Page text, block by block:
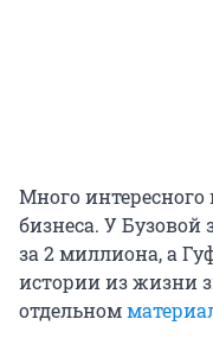
Много
бизнеса. У
за 2 миллиона, а
истории из жизни
отдельном